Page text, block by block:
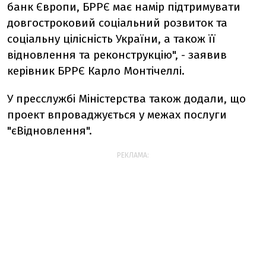
банк Європи, БРРЄ має намір підтримувати
довгостроковий соціальний розвиток та
соціальну цілісність України, а також її
відновлення та реконструкцію", - заявив
керівник БРРЄ Карло Монтічеллі.
У пресслужбі Міністерства також додали, що
проект впроваджується у межах послуги
"єВідновлення".
РЕКЛАМА: